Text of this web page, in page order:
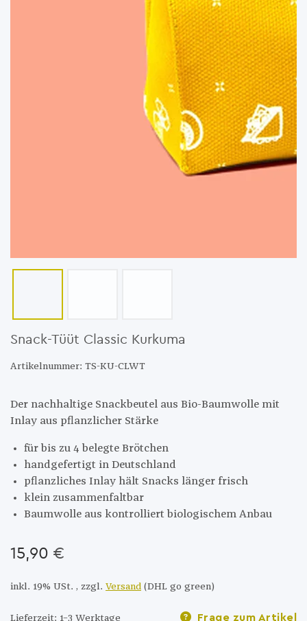
Snack-Tüüt Classic Kurkuma
Artikelnummer: TS-KU-CLWT
Der nachhaltige Snackbeutel aus Bio-Baumwolle mit
Inlay aus pflanzlicher Stärke
für bis zu 4 belegte Brötchen
handgefertigt in Deutschland
pflanzliches Inlay hält Snacks länger frisch
klein zusammenfaltbar
Baumwolle aus kontrolliert biologischem Anbau
15,90 €
inkl. 19% USt. , zzgl. Versand (DHL go green)
Lieferzeit: 1–3 Werktage Frage zum Artikel